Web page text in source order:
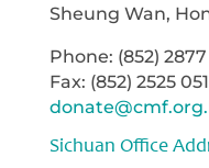
Sheung Wan,
Phone: (852) 2877
Fax: (852) 2525
Sichuan Office